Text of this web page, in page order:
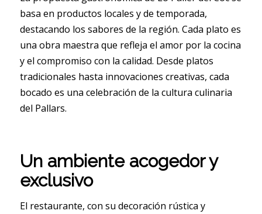
basa en productos locales y de temporada,
destacando los sabores de la región. Cada plato es
una obra maestra que refleja el amor por la cocina
y el compromiso con la calidad. Desde platos
tradicionales hasta innovaciones creativas, cada
bocado es una celebración de la cultura culinaria
del Pallars.
Un ambiente acogedor y
exclusivo
El restaurante, con su decoración rústica y